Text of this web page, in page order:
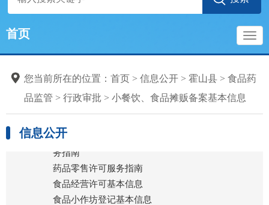
首页
您当前所在的位置： 首页 > 信息公开 > 霍山县 > 食品药
品监管 > 行政审批 > 小餐饮、食品摊贩备案基本信息
信息公开
行政审批
食品经营许可服务指南
小餐饮、食品摊贩备案服
务指南
药品零售许可服务指南
食品经营许可基本信息
食品小作坊登记基本信息